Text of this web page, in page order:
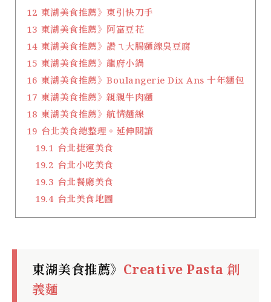
12 東湖美食推薦》東引快刀手
13 東湖美食推薦》阿富豆花
14 東湖美食推薦》讚ㄟ大腸麵線臭豆腐
15 東湖美食推薦》龍府小鍋
16 東湖美食推薦》Boulangerie Dix Ans 十年麵包
17 東湖美食推薦》親親牛肉麵
18 東湖美食推薦》航情麵線
19 台北美食總整理。延伸閱讀
19.1 台北捷運美食
19.2 台北小吃美食
19.3 台北餐廳美食
19.4 台北美食地圖
東湖美食推薦》 Creative Pasta 創
義麵